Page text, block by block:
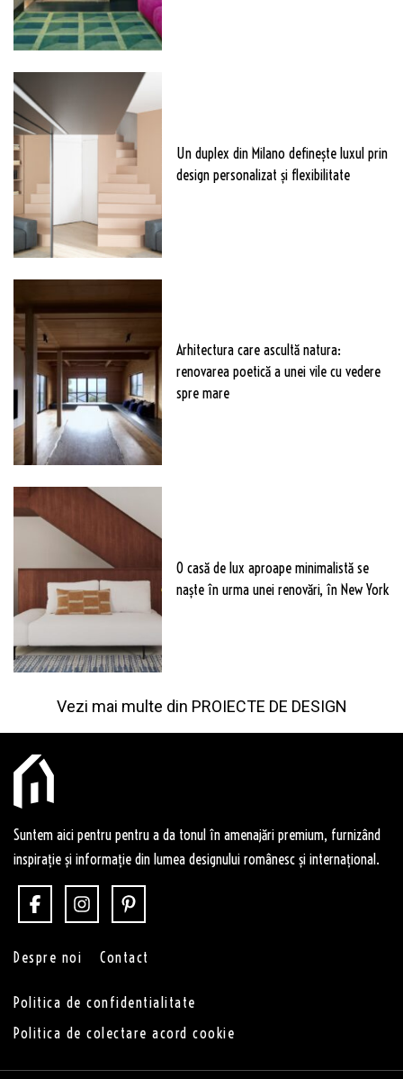
Un duplex din Milano definește luxul prin
design personalizat și flexibilitate
Arhitectura care ascultă natura:
renovarea poetică a unei vile cu vedere
spre mare
O casă de lux aproape minimalistă se
naște în urma unei renovări, în New York
Vezi mai multe din PROIECTE DE DESIGN
Suntem aici pentru pentru a da tonul în amenajări premium, furnizând
inspirație și informație din lumea designului românesc și internațional.
Despre noi Contact
Politica de confidentialitate
Politica de colectare acord cookie